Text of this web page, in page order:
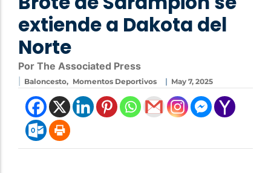
extiende a Dakota del
Norte
Por The Associated Press
Baloncesto, Momentos Deportivos | May 7, 2025